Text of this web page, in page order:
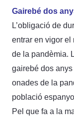
Gairebé dos
L’obligació de
entrar en vigor el
de la pandèmia.
gairebé dos
onades de la
població
Pel que fa a la